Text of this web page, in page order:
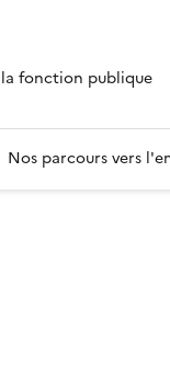
fonction publique
Nos parcours vers